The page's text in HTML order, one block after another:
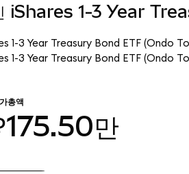
iShares 1-3 Year
1-3 Year Treasury Bond ETF (Ondo
1-3 Year Treasury Bond ETF (Ondo
총액
만